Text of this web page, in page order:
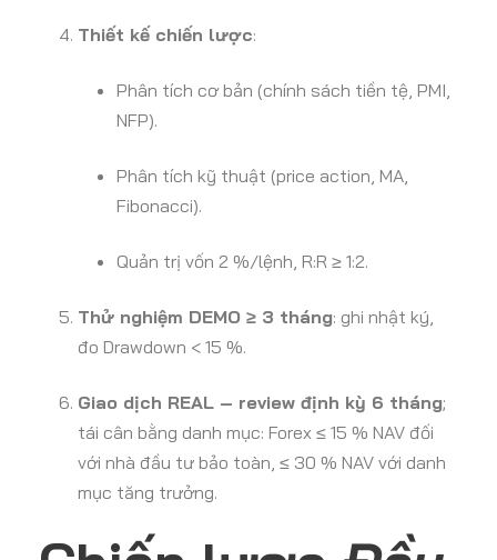
Thiết kế chiến lược:
Phân tích cơ bản (chính sách tiền tệ, PMI,
NFP).
Phân tích kỹ thuật (price action, MA,
Fibonacci).
Quản trị vốn 2 %/lệnh, R:R ≥ 1:2.
Thử nghiệm DEMO ≥ 3 tháng: ghi nhật ký,
đo Drawdown < 15 %.
Giao dịch REAL – review định kỳ 6 tháng;
tái cân bằng danh mục: Forex ≤ 15 % NAV đối
với nhà đầu tư bảo toàn, ≤ 30 % NAV với danh
mục tăng trưởng.